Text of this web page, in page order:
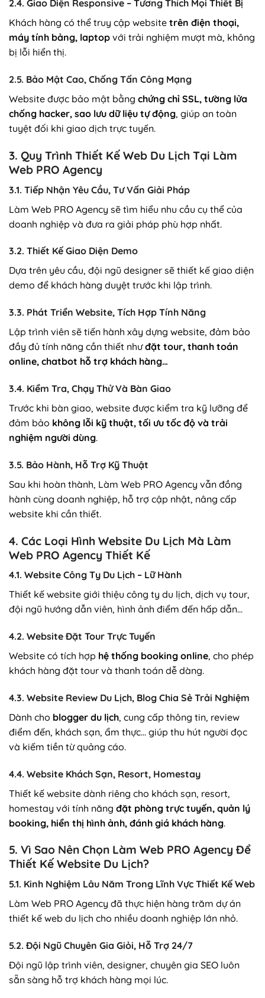
2.4. Giao Diện Responsive – Tương Thích Mọi Thiết Bị
Khách hàng có thể truy cập website trên điện thoại,
máy tính bảng, laptop với trải nghiệm mượt mà, không
bị lỗi hiển thị.
2.5. Bảo Mật Cao, Chống Tấn Công Mạng
Website được bảo mật bằng chứng chỉ SSL, tường lửa
chống hacker, sao lưu dữ liệu tự động, giúp an toàn
tuyệt đối khi giao dịch trực tuyến.
3. Quy Trình Thiết Kế Web Du Lịch Tại Làm
Web PRO Agency
3.1. Tiếp Nhận Yêu Cầu, Tư Vấn Giải Pháp
Làm Web PRO Agency sẽ tìm hiểu nhu cầu cụ thể của
doanh nghiệp và đưa ra giải pháp phù hợp nhất.
3.2. Thiết Kế Giao Diện Demo
Dựa trên yêu cầu, đội ngũ designer sẽ thiết kế giao diện
demo để khách hàng duyệt trước khi lập trình.
3.3. Phát Triển Website, Tích Hợp Tính Năng
Lập trình viên sẽ tiến hành xây dựng website, đảm bảo
đầy đủ tính năng cần thiết nhưđặt tour, thanh toán
online, chatbot hỗ trợ khách hàng…
3.4. Kiểm Tra, Chạy Thử Và Bàn Giao
Trước khi bàn giao, website được kiểm tra kỹ lưỡng để
đảm bảo không lỗi kỹ thuật, tối ưu tốc độ và trải
nghiệm người dùng.
3.5. Bảo Hành, Hỗ Trợ Kỹ Thuật
Sau khi hoàn thành, Làm Web PRO Agency vẫn đồng
hành cùng doanh nghiệp, hỗ trợ cập nhật, nâng cấp
website khi cần thiết.
4. Các Loại Hình Website Du Lịch Mà Làm
Web PRO Agency Thiết Kế
4.1. Website Công Ty Du Lịch – Lữ Hành
Thiết kế website giới thiệu công ty du lịch, dịch vụ tour,
đội ngũ hướng dẫn viên, hình ảnh điểm đến hấp dẫn…
4.2. Website Đặt Tour Trực Tuyến
Website có tích hợp hệ thống booking online, cho phép
khách hàng đặt tour và thanh toán dễ dàng.
4.3. Website Review Du Lịch, Blog Chia Sẻ Trải Nghiệm
Dành cho blogger du lịch, cung cấp thông tin, review
điểm đến, khách sạn, ẩm thực… giúp thu hút người đọc
và kiếm tiền từ quảng cáo.
4.4. Website Khách Sạn, Resort, Homestay
Thiết kế website dành riêng cho khách sạn, resort,
homestay với tính năng đặt phòng trực tuyến, quản lý
booking, hiển thị hình ảnh, đánh giá khách hàng.
5. Vì Sao Nên Chọn Làm Web PRO Agency Để
Thiết Kế Website Du Lịch?
5.1. Kinh Nghiệm Lâu Năm Trong Lĩnh Vực Thiết Kế Web
Làm Web PRO Agency đã thực hiện hàng trăm dự án
thiết kế web du lịch cho nhiều doanh nghiệp lớn nhỏ.
5.2. Đội Ngũ Chuyên Gia Giỏi, Hỗ Trợ 24/7
Đội ngũ lập trình viên, designer, chuyên gia SEO luôn
sẵn sàng hỗ trợ khách hàng mọi lúc.